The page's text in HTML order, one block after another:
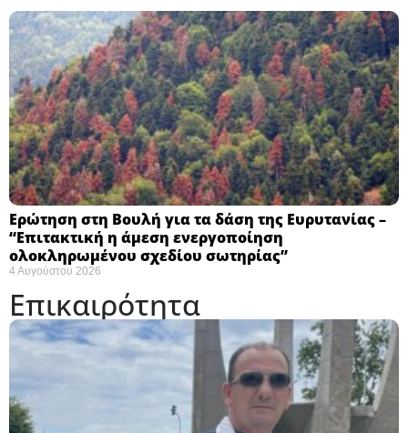
Ερώτηση στη Βουλή για τα δάση της Ευρυτανίας –
“Eπιτακτική η άμεση ενεργοποίηση
ολοκληρωμένου σχεδίου σωτηρίας”
4 Αυγούστου 2026
Επικαιρότητα